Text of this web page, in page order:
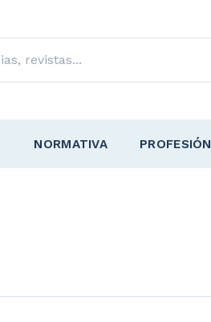
NORMATIVA PROFESIÓN